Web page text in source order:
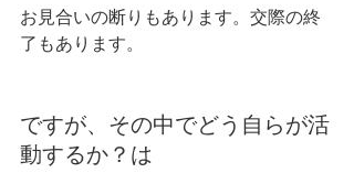
お見合いの断りもあります。交際の終
了もあります。
ですが、その中でどう自らが活
動するか？は